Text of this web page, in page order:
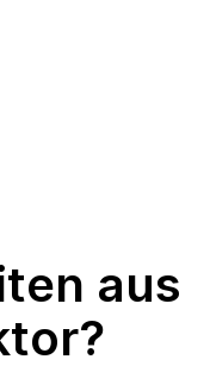
aus